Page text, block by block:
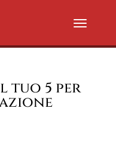
tuo 5 per